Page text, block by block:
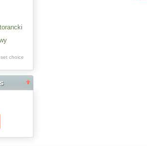
Scripts
choice